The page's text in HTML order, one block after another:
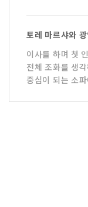
토레 마르샤와
이사를 하며 첫
전체 조화를 생